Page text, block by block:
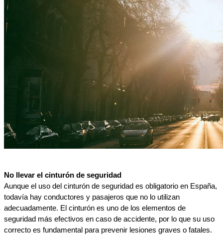
No llevar el cinturón de seguridad
Aunque el uso del cinturón de seguridad es obligatorio en España,
todavía hay conductores y pasajeros que no lo utilizan
adecuadamente. El cinturón es uno de los elementos de
seguridad más efectivos en caso de accidente, por lo que su uso
correcto es fundamental para prevenir lesiones graves o fatales.